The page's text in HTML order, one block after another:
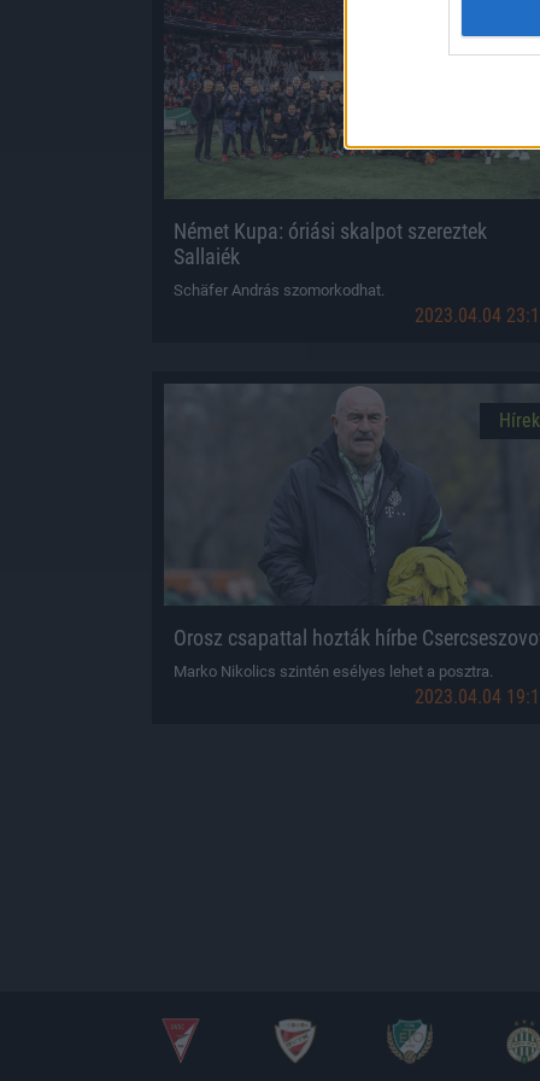
Német Kupa: óriási skalpot szereztek
Sallaiék
Schäfer András szomorkodhat.
2023.04.04
Hírek
Orosz csapattal hozták hírbe
Marko Nikolics szintén esélyes lehet a posztra.
2023.04.04